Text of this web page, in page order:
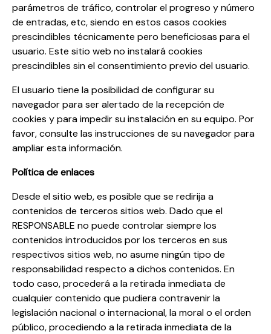
parámetros de tráfico, controlar el progreso y número
de entradas, etc, siendo en estos casos cookies
prescindibles técnicamente pero beneficiosas para el
usuario. Este sitio web no instalará cookies
prescindibles sin el consentimiento previo del usuario.
El usuario tiene la posibilidad de configurar su
navegador para ser alertado de la recepción de
cookies y para impedir su instalación en su equipo. Por
favor, consulte las instrucciones de su navegador para
ampliar esta información.
Política de enlaces
Desde el sitio web, es posible que se redirija a
contenidos de terceros sitios web. Dado que el
RESPONSABLE no puede controlar siempre los
contenidos introducidos por los terceros en sus
respectivos sitios web, no asume ningún tipo de
responsabilidad respecto a dichos contenidos. En
todo caso, procederá a la retirada inmediata de
cualquier contenido que pudiera contravenir la
legislación nacional o internacional, la moral o el orden
público, procediendo a la retirada inmediata de la